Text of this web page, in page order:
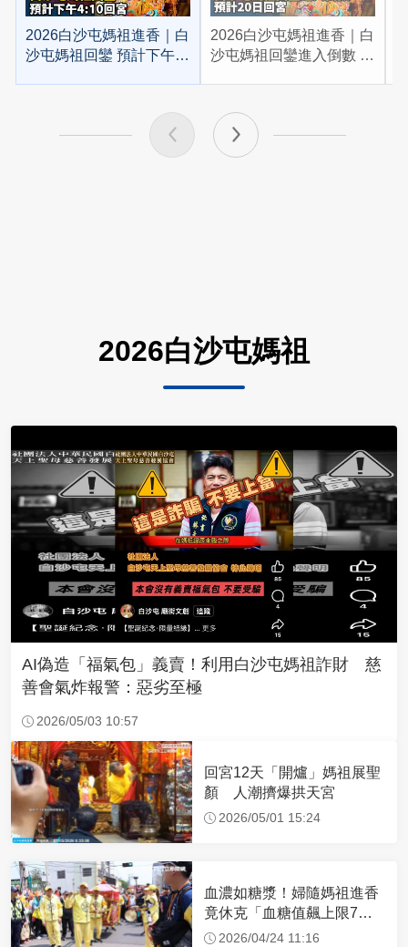
2026白沙屯媽祖進香｜白
沙屯媽祖回鑾 預計下午
2026白沙屯媽祖進香｜白
沙屯媽祖回鑾進入倒數 預
2026白沙屯媽祖
AI偽造「福氣包」義賣！利用白沙屯媽祖詐財 慈
善會氣炸報警：惡劣至極
2026/05/03 10:57
回宮12天「開爐」媽祖展聖
顏 人潮擠爆拱天宮
2026/05/01 15:24
血濃如糖漿！婦隨媽祖進香
竟休克「血糖值飆上限7
倍」 醫曝原因
2026/04/24 11:16